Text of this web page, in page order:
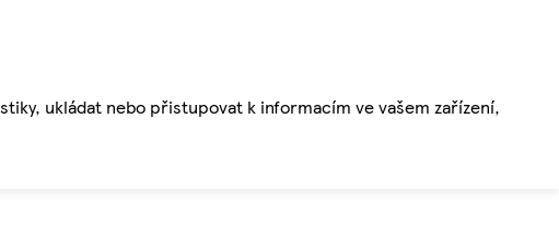
ukládat nebo přistupovat k informacím ve vašem zařízení,